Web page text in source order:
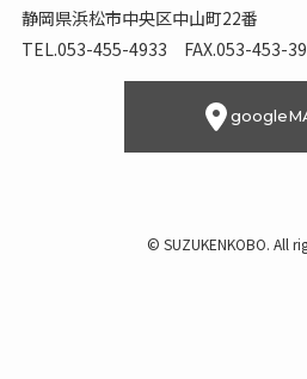
静岡県浜松市中央区中山町22番
TEL.053-455-4933 FAX.053-453-
© SUZUKENKOBO. All